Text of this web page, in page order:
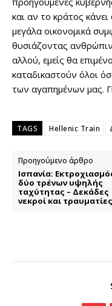
και αν το κράτος κάνει
μεγάλα οικονομικά
θυσιάζοντας
αλλού, εμείς θα
καταδικαστούν όλοι
των αγαπημένων μας.
TAGS Hellenic Train
Προηγούμενο άρθρο
Ισπανία:
δύο τρένων υψηλής
ταχύτητας – Δεκάδες
νεκροί και τραυματίες